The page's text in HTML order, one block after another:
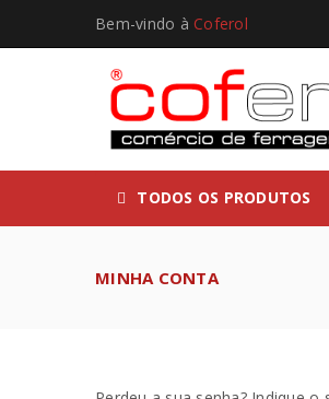
Bem-vindo à Coferol
TODOS OS PRODUTOS
MINHA CONTA